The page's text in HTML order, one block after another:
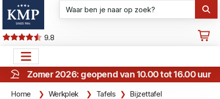
9.8
Zomer 2026: geopend van 10.00 tot 16.00 uur
Home Werkplek Tafels Bijzettafel